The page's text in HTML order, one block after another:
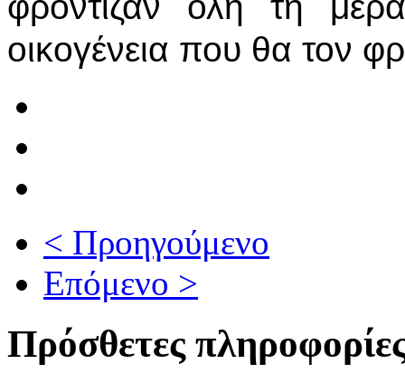
οικογένεια που θα τον
< Προηγούμενο
Επόμενο >
Πρόσθετες